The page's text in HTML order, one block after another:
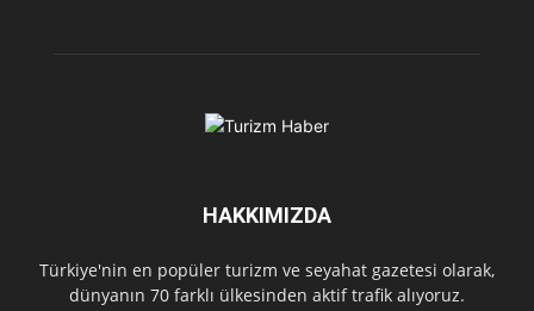
HAKKIMIZDA
Türkiye'nin en popüler turizm ve seyahat gazetesi olarak,
dünyanın 70 farklı ülkesinden aktif trafik alıyoruz.